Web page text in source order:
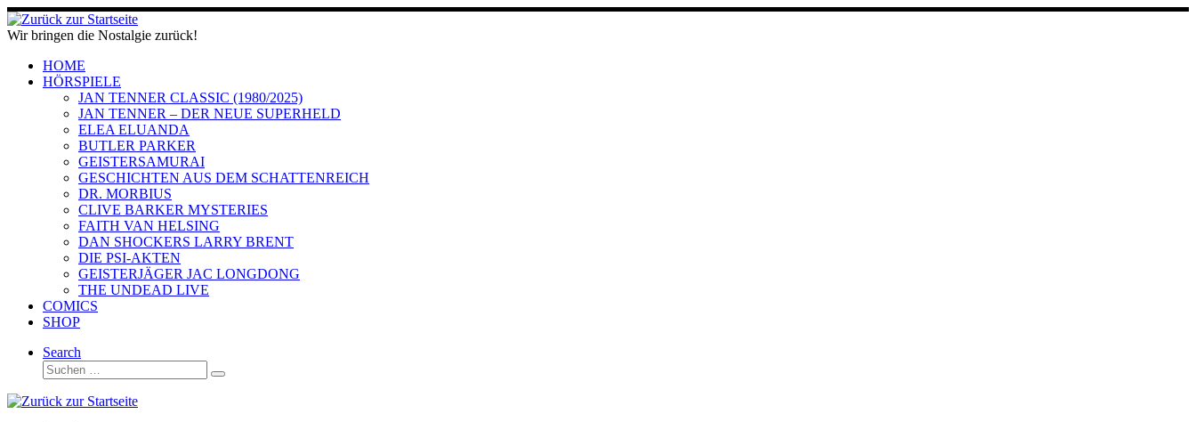
Zum
Inhalt
springen
Wir bringen die Nostalgie zurück!
HOME
HÖRSPIELE
JAN TENNER CLASSIC (1980/2025)
JAN TENNER – DER NEUE SUPERHELD
ELEA ELUANDA
BUTLER PARKER
GEISTERSAMURAI
GESCHICHTEN AUS DEM SCHATTENREICH
DR. MORBIUS
CLIVE BARKER MYSTERIES
FAITH VAN HELSING
DAN SHOCKERS LARRY BRENT
DIE PSI-AKTEN
GEISTERJÄGER JAC LONGDONG
THE UNDEAD LIVE
COMICS
SHOP
Search
Suche
Suchen …